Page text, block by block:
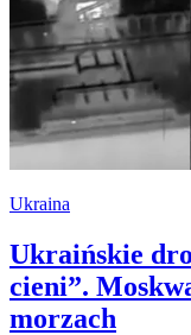
Ukraina
Ukraińskie
cieni”.
morzach